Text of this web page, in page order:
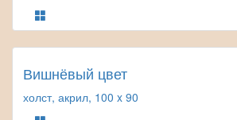
Вишнёвый цвет
холст, акрил, 100 x 90